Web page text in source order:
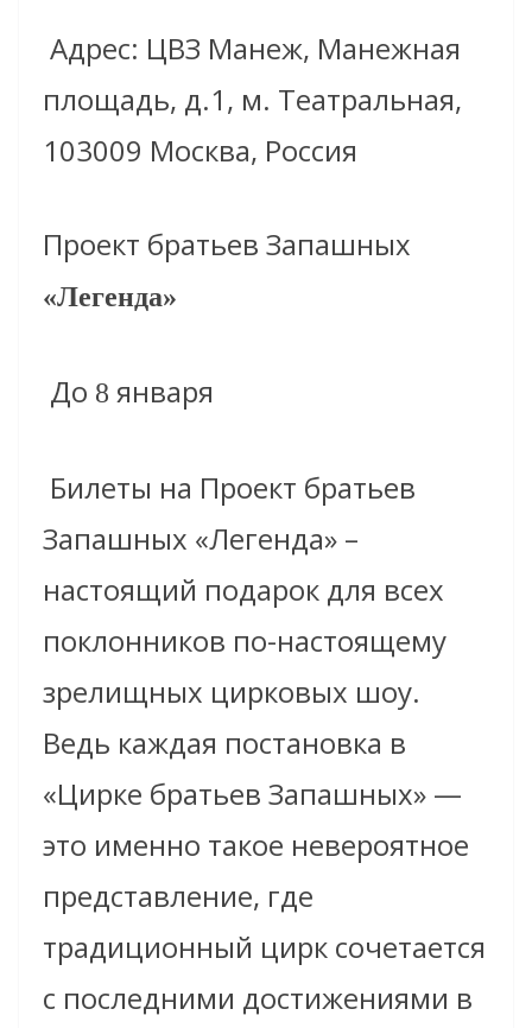
Адрес: ЦВЗ Манеж, Манежная
площадь, д.1, м. Театральная,
103009 Москва, Россия
Проект братьев Запашных
«Легенда»
До 8 января
Билеты на Проект братьев
Запашных «Легенда» –
настоящий подарок для всех
поклонников по-настоящему
зрелищных цирковых шоу.
Ведь каждая постановка в
«Цирке братьев Запашных» —
это именно такое невероятное
представление, где
традиционный цирк сочетается
с последними достижениями в